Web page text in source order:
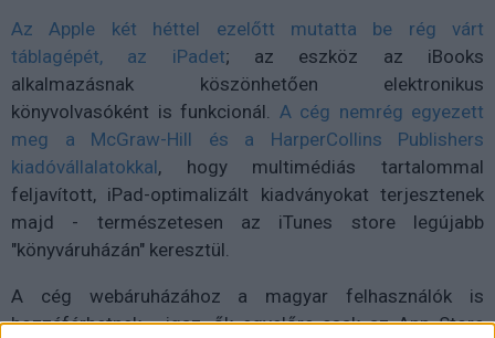
Az Apple két héttel ezelőtt mutatta be rég várt
táblagépét, az iPadet; az eszköz az iBooks
alkalmazásnak köszönhetően elektronikus
könyvolvasóként is funkcionál. A cég nemrég egyezett
meg a McGraw-Hill és a HarperCollins Publishers
kiadóvállalatokkal, hogy multimédiás tartalommal
feljavított, iPad-optimalizált kiadványokat terjesztenek
majd - természetesen az iTunes store legújabb
"könyváruházán" keresztül.
A cég webáruházához a magyar felhasználók is
hozzáférhetnek - igaz, ők egyelőre csak az App Store